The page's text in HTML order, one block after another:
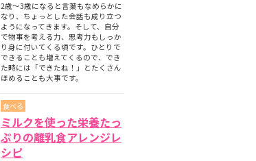
2歳～3歳になると言葉もなめらかに
なり、ちょっとした会話も成り立つ
ようになってきます。そして、自分
で物事を考える力、思考力もしっか
り身に付いてくる頃です。ひとりで
できることも増えてくるので、でき
た時には「できたね！」とたくさん
ほめることも大事です。
食べる
ミルクを使った栄養たっ
ぷりの離乳食アレンジレ
シピ